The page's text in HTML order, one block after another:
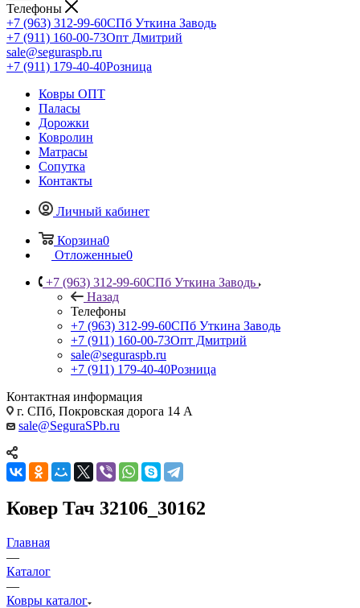
Телефоны
+7 (963) 312-99-60СПб Уткина Заводь
+7 (911) 160-00-73Опт Дмитрий
sale@seguraspb.ru
+7 (911) 179-40-40Розница
Ковры ОПТ
Паласы
Дорожки
Ковролин
Матрасы
Сопутка
Контакты
Личный кабинет
Корзина0
Отложенные0
+7 (963) 312-99-60СПб Уткина Заводь
Назад
Телефоны
+7 (963) 312-99-60СПб Уткина Заводь
+7 (911) 160-00-73Опт Дмитрий
sale@seguraspb.ru
+7 (911) 179-40-40Розница
Контактная информация
г. СПб, Покровская дорога 14 А
sale@SeguraSPb.ru
Ковер Тач 32106_30162
Главная
—
Каталог
—
Ковры каталог